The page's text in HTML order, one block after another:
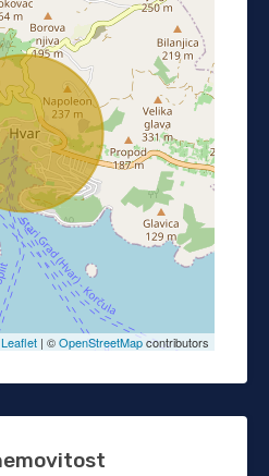
Leaflet | ©OpenStreetMapcontributors